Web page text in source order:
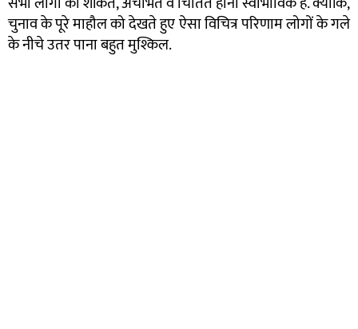
चुनाव के पूरे माहौल को देखते हुए ऐसा विचित्र परिणाम लोगों के गले
के नीचे उतर पाना बहुत मुश्किल.